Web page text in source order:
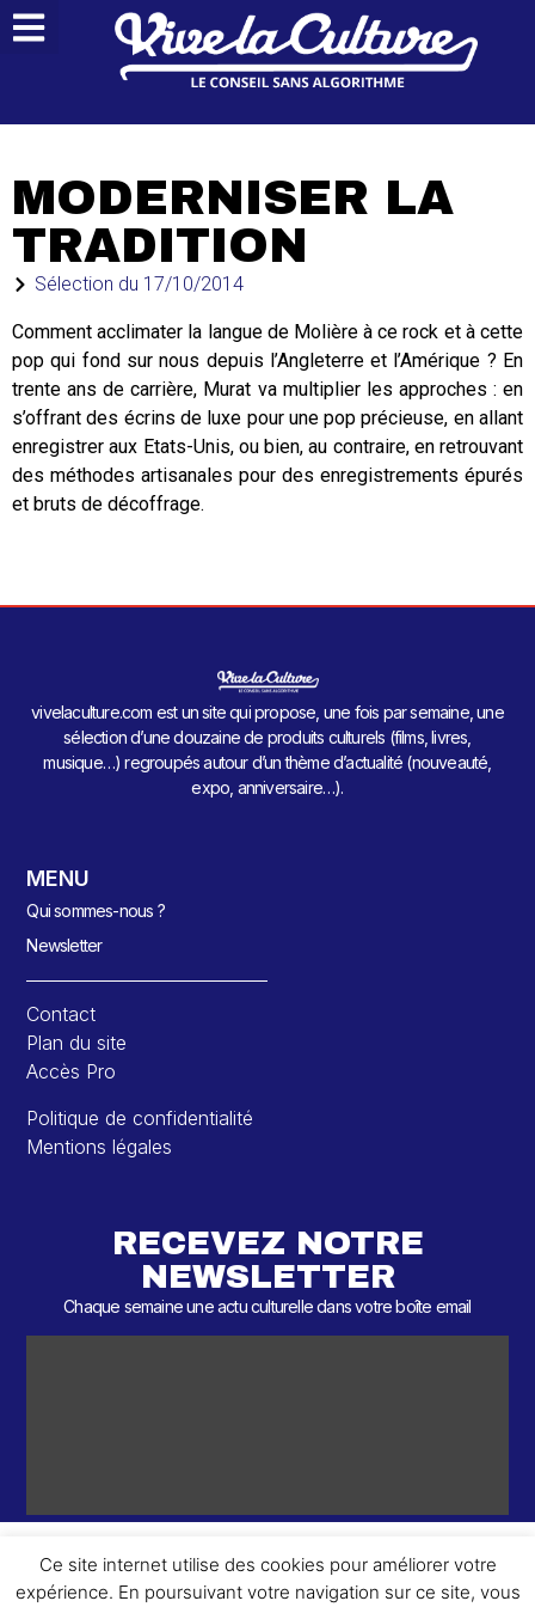
MODERNISER LA
TRADITION
Sélection du 17/10/2014
Comment acclimater la langue de Molière à ce rock et à cette
pop qui fond sur nous depuis l’Angleterre et l’Amérique ? En
trente ans de carrière, Murat va multiplier les approches : en
s’offrant des écrins de luxe pour une pop précieuse, en allant
enregistrer aux Etats-Unis, ou bien, au contraire, en retrouvant
des méthodes artisanales pour des enregistrements épurés
et bruts de décoffrage.
vivelaculture.com est un site qui propose, une fois par semaine, une
sélection d’une douzaine de produits culturels (films, livres,
musique…) regroupés autour d’un thème d’actualité (nouveauté,
expo, anniversaire…).
MENU
Qui sommes-nous ?
Newsletter
Contact
Plan du site
Accès Pro
Politique de confidentialité
Mentions légales
RECEVEZ NOTRE
NEWSLETTER
Chaque semaine une actu culturelle dans votre boîte email
Ce site internet utilise des cookies pour améliorer votre
expérience. En poursuivant votre navigation sur ce site, vous